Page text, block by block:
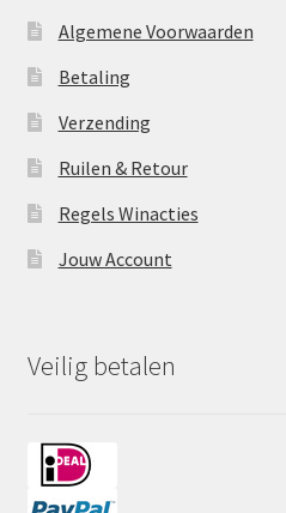
Algemene Voorwaarden
Betaling
Verzending
Ruilen & Retour
Regels Winacties
Jouw Account
Veilig betalen